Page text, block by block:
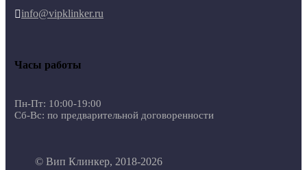
info@vipklinker.ru
Часы работы
Пн-Пт: 10:00-19:00
Сб-Вс: по предварительной договоренности
© Вип Клинкер, 2018-2026